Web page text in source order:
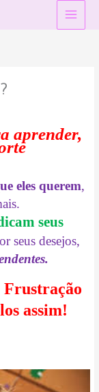
Main
aprender,
eles querem,
seus
seus desejos,
Frustração
assim!